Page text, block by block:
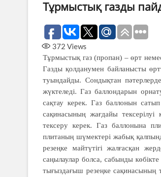
Тұрмыстық газды
372 Views
Тұрмыстық газ (пропан) – өрт
Газды қолданумен байланысты
туындайды. Сон­дықтан
жүктеледі. Газ баллондарын
сақтау керек. Газ баллонын
сақинасының жағдайы
тексеру керек. Газ баллонына
плитаның шүмектері жабық
резеңке майтүтігі жалғасқан
саңылаулар болса, сабынды
тығыздағыш резеңке сақинасының